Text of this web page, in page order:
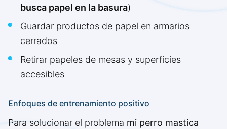
busca papel en la basura)
Guardar productos de papel en armarios
cerrados
Retirar papeles de mesas y superficies
accesibles
Enfoques de entrenamiento positivo
Para solucionar el problema mi perro mastica